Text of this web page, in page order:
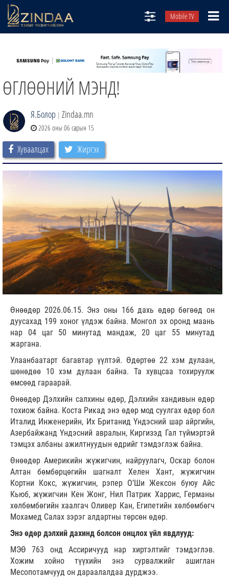
Mobile TV
ТВ8
ӨГЛӨӨНИЙ СОНИН
ЗИНДАА СЭТГҮҮЛ
ӨГЛӨӨНИЙ МЭНД!
Я.Болор | Zindaa.mn
2026 оны 06 сарын 15
Хуваалцах Жиргэх
Өнөөдөр 2026.06.15. Энэ оны 166 дахь өдөр бөгөөд он
дуусахад 199 хоног үлдэж байна. Монгол эх оронд маань
нар 04 цаг 50 минутад мандаж, 20 цаг 55 минутад
жаргана.
Улаанбаатарт багавтар үүлтэй. Өдөртөө 22 хэм дулаан,
шөнөдөө 10 хэм дулаан байна. Та хувцсаа тохируулж
өмсөөд гараарай.
Өнөөдөр Дэлхийн салхины өдөр, Дэлхийн хандивын өдөр
тохиож байна. Коста Рикад энэ өдөр мод суулгах өдөр бол
Италид Инженерийн, Их Британид Үндэсний шар айргийн,
Азербайжанд Үндэсний авралын, Киргизэд Гал түймэртэй
тэмцэх албаны ажилтнуудын өдрийг тэмдэглэж байна.
Өнөөдөр Америкийн жүжигчин, найруулагч, Оскар болон
Алтан бөмбөрцөгийн шагналт Хелен Хант, жүжигчин
Кортни Кокс, жүжигчин, рэпер О’Ши Жексон буюу Айс
Кьюб, жүжигчин Кен Жонг, Нил Патрик Харрис, Германы
хөлбөмбөгийн хаалгач Оливер Кан, Египетийн хөлбөмбөгч
Мохамед Салах зэрэг алдартны төрсөн өдөр.
Энэ өдөр дэлхий дахинд болсон онцлох үйл явдлууд:
МЭӨ 763 онд Ассиричууд нар хиртэлтийг тэмдэглэв.
Хожим хойно түүхийн энэ сурвалжийг ашиглан
Месопотамчууд он дараалалдаа дурджээ.